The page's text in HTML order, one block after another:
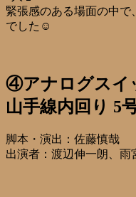
緊張感のある場面の中で
でした☺
④アナログスイ
山手線内回り 5号
脚本・演出：佐藤慎哉
出演者：渡辺伸一朗、